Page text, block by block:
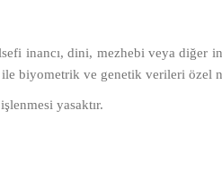
inancı, dini, mezhebi veya diğer
biyometrik ve genetik verileri özel
yasaktır.